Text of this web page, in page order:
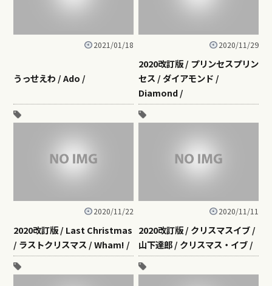
2021/01/18
うっせえわ / Ado /
2020/11/29
2020改訂版 / プリンセスプリン
セス / ダイアモンド /
Diamond /
2020/11/22
2020改訂版 / Last Christmas
/ ラストクリスマス / Wham! /
2020/11/11
2020改訂版 / クリスマスイブ /
山下達郎 / クリスマス・イブ /